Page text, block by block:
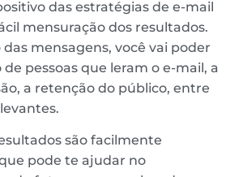
das estratégias de e-mail
mensuração dos resultados.
das mensagens, você vai poder
pessoas que leram o e-mail, a
a retenção do público, entre
são facilmente
pode te ajudar no